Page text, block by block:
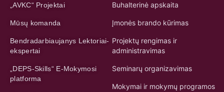
„AVKC“ Projektai
Mūsų komanda
Bendradarbiaujanys Lektoriai-
ekspertai
„DEPS-Skills“ E-Mokymosi
platforma
Buhalterinė apskaita
Įmonės brando kūrimas
Projektų rengimas ir
administravimas
Seminarų organizavimas
Mokymai ir mokymų programos